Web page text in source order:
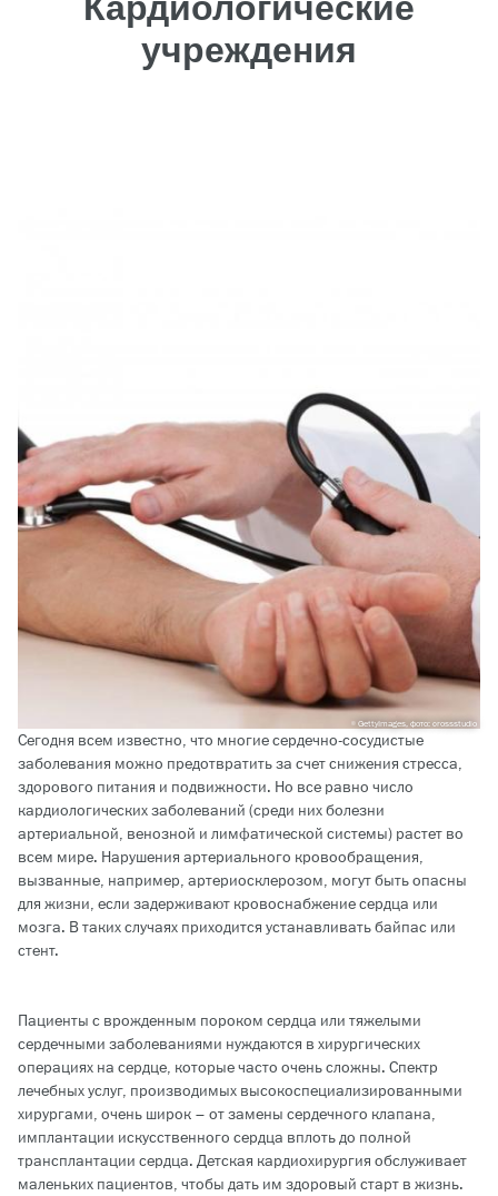
Кардиологические
учреждения
GettyImages, фото: crossstudio
Сегодня всем известно, что многие сердечно-сосудистые
заболевания можно предотвратить за счет снижения стресса,
здорового питания и подвижности. Но все равно число
кардиологических заболеваний (среди них болезни
артериальной, венозной и лимфатической системы) растет во
всем мире. Нарушения артериального кровообращения,
вызванные, например, артериосклерозом, могут быть опасны
для жизни, если задерживают кровоснабжение сердца или
мозга. В таких случаях приходится устанавливать байпас или
стент.
Пациенты с врожденным пороком сердца или тяжелыми
сердечными заболеваниями нуждаются в хирургических
операциях на сердце, которые часто очень сложны. Спектр
лечебных услуг, производимых высокоспециализированными
хирургами, очень широк – от замены сердечного клапана,
имплантации искусственного сердца вплоть до полной
трансплантации сердца. Детская кардиохирургия обслуживает
маленьких пациентов, чтобы дать им здоровый старт в жизнь.